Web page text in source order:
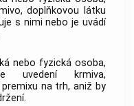
doplňkovou látku
s nimi nebo je uvádí
nebo fyzická osoba,
uvedení krmiva,
na trh, aniž by